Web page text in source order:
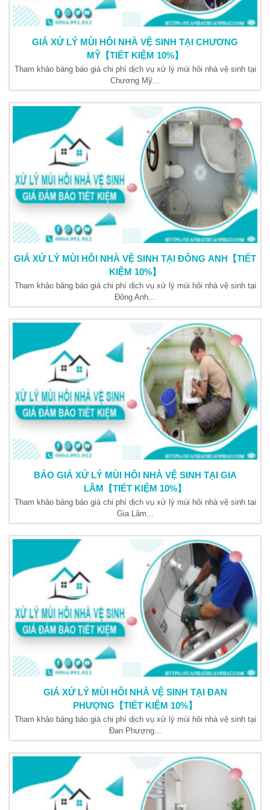
GIÁ XỬ LÝ MÙI HÔI NHÀ VỆ SINH TẠI CHƯƠNG
MỸ【TIẾT KIỆM 10%】
Tham khảo bảng báo giá chi phí dịch vụ xử lý mùi hôi nhà vệ sinh tại
Chương Mỹ...
GIÁ XỬ LÝ MÙI HÔI NHÀ VỆ SINH TẠI ĐÔNG ANH【TIẾT
KIỆM 10%】
Tham khảo bảng báo giá chi phí dịch vụ xử lý mùi hôi nhà vệ sinh tại
Đông Anh...
BÁO GIÁ XỬ LÝ MÙI HÔI NHÀ VỆ SINH TẠI GIA
LÂM【TIẾT KIỆM 10%】
Tham khảo bảng báo giá chi phí dịch vụ xử lý mùi hôi nhà vệ sinh tại
Gia Lâm...
GIÁ XỬ LÝ MÙI HÔI NHÀ VỆ SINH TẠI ĐAN
PHƯỢNG【TIẾT KIỆM 10%】
Tham khảo bảng báo giá chi phí dịch vụ xử lý mùi hôi nhà vệ sinh tại
Đan Phượng...